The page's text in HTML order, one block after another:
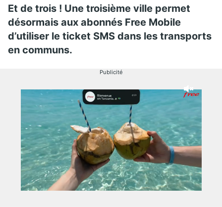
Et de trois ! Une troisième ville permet
désormais aux abonnés Free Mobile
d’utiliser le ticket SMS dans les transports
en communs.
Publicité